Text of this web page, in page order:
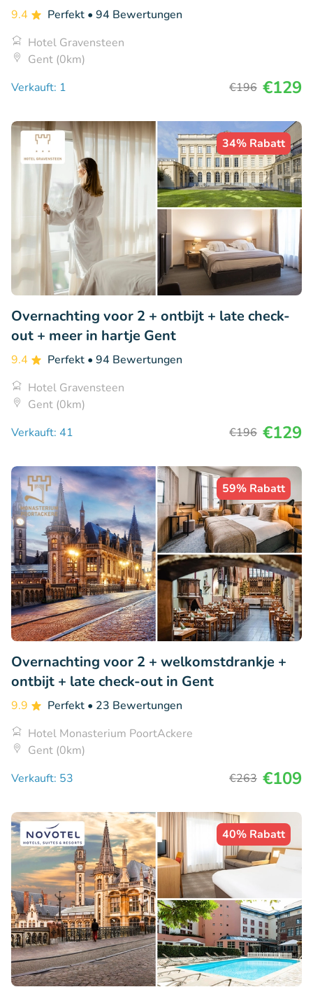
9.4 Perfekt • 94 Bewertungen
Hotel Gravensteen
Gent (0km)
Verkauft: 1
€196 €129
34% Rabatt
Overnachting voor 2 + ontbijt + late check-
out + meer in hartje Gent
9.4 Perfekt • 94 Bewertungen
Hotel Gravensteen
Gent (0km)
Verkauft: 41
€196 €129
59% Rabatt
Overnachting voor 2 + welkomstdrankje +
ontbijt + late check-out in Gent
9.9 Perfekt • 23 Bewertungen
Hotel Monasterium PoortAckere
Gent (0km)
Verkauft: 53
€263 €109
40% Rabatt